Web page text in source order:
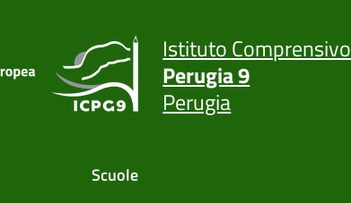
Istituto Comprensivo
Perugia 9
Perugia
Scuole